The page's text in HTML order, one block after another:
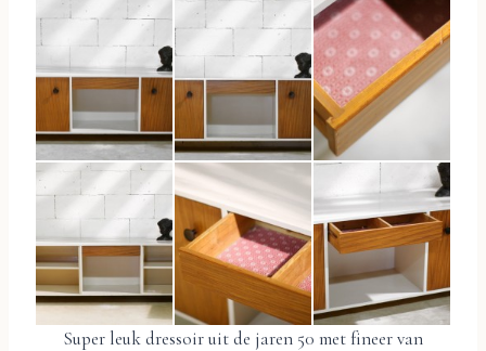
Super leuk dressoir uit de jaren 50 met fineer van